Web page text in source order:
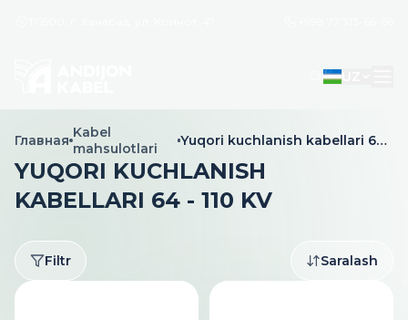
Главная Kabel
mahsulotlari
Yuqori kuchlanish kabellari 64
YUQORI KUCHLANISH
KABELLARI 64 - 110 KV
Filtr Saralash